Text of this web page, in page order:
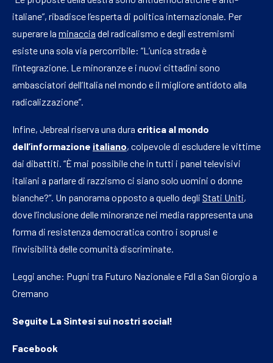
italiane”, ribadisce l’esperta di politica internazionale. Per
superare la minaccia del radicalismo e degli estremismi
esiste una sola via percorribile: “L’unica strada è
l’integrazione. Le minoranze e i nuovi cittadini sono
ambasciatori dell’Italia nel mondo e il migliore antidoto alla
radicalizzazione”.
Infine, Jebreal riserva una dura critica al mondo
dell’informazione italiano, colpevole di escludere le vittime
dai dibattiti. “È mai possibile che in tutti i panel televisivi
italiani a parlare di razzismo ci siano solo uomini o donne
bianche?”. Un panorama opposto a quello degli Stati Uniti,
dove l’inclusione delle minoranze nei media rappresenta una
forma di resistenza democratica contro i soprusi e
l’invisibilità delle comunità discriminate.
Leggi anche: Pugni tra Futuro Nazionale e FdI a San Giorgio a
Cremano
Seguite La Sintesi sui nostri social!
Facebook